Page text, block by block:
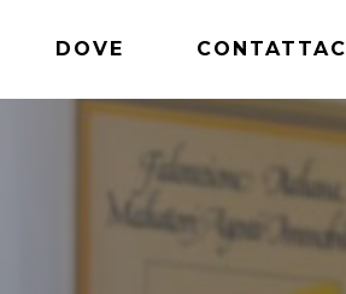
DOVE CONTATTACI